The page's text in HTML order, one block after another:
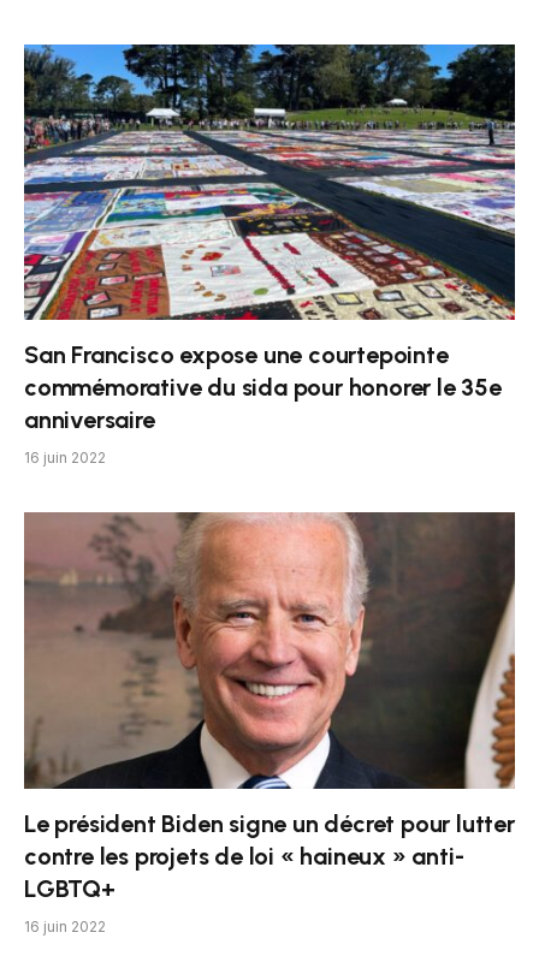
San Francisco expose une courtepointe
commémorative du sida pour honorer le 35e
anniversaire
16 juin 2022
Le président Biden signe un décret pour lutter
contre les projets de loi « haineux » anti-
LGBTQ+
16 juin 2022